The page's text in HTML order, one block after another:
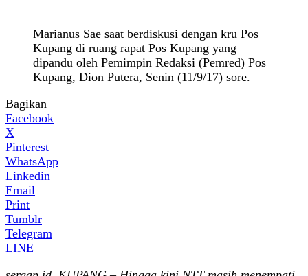
Marianus Sae saat berdiskusi dengan kru Pos
Kupang di ruang rapat Pos Kupang yang
dipandu oleh Pemimpin Redaksi (Pemred) Pos
Kupang, Dion Putera, Senin (11/9/17) sore.
Bagikan
Facebook
X
Pinterest
WhatsApp
Linkedin
Email
Print
Tumblr
Telegram
LINE